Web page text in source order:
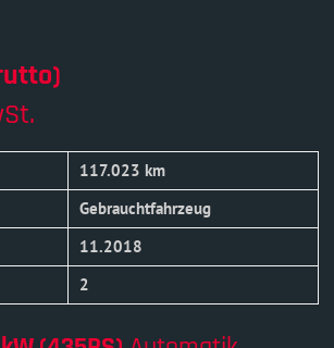
117.023 km
Gebrauchtfahrzeug
11.2018
2